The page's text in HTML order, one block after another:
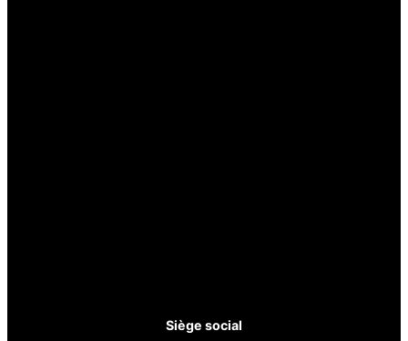
Siège social